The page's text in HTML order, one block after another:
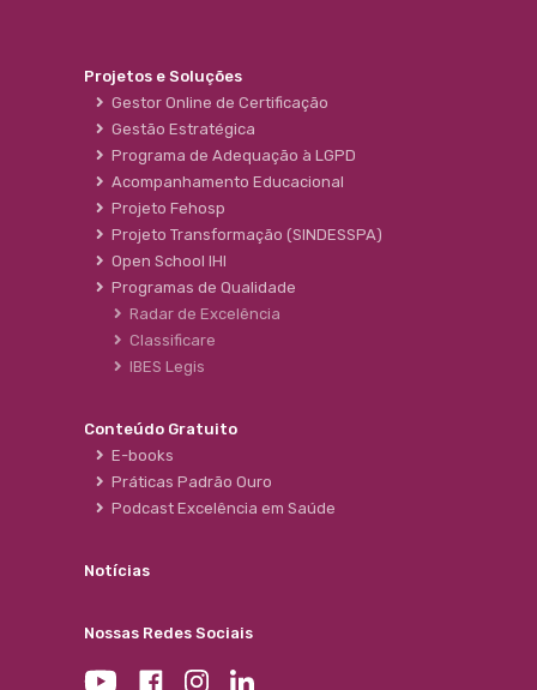
Projetos e Soluções
Gestor Online de Certificação
Gestão Estratégica
Programa de Adequação à LGPD
Acompanhamento Educacional
Projeto Fehosp
Projeto Transformação (SINDESSPA)
Open School IHI
Programas de Qualidade
Radar de Excelência
Classificare
IBES Legis
Conteúdo Gratuito
E-books
Práticas Padrão Ouro
Podcast Excelência em Saúde
Notícias
Nossas Redes Sociais